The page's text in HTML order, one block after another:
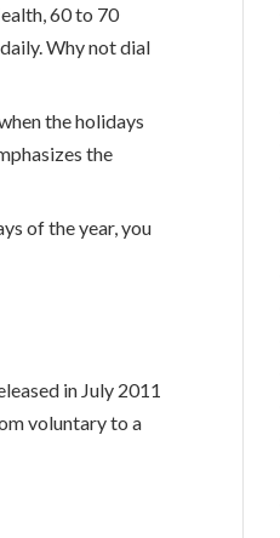
60 to 70
Why not dial
the holidays
the
of the year, you
in July 2011
voluntary to a